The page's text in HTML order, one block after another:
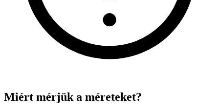
Miért mérjük a méreteket?